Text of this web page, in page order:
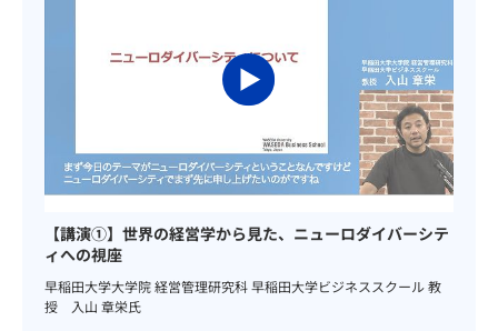
【講演①】世界の経営学から見た、ニューロダイバーシテ
ィへの視座
早稲田大学大学院 経営管理研究科 早稲田大学ビジネススクール 教
授 入山 章栄氏